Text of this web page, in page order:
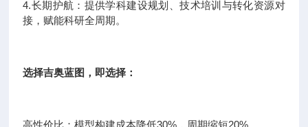
4.长期护航：提供学科建设规划、技术培训与转化资源对
接，赋能科研全周期。
选择吉奥蓝图，即选择：
高性价比：模型构建成本降低30%，周期缩短20%